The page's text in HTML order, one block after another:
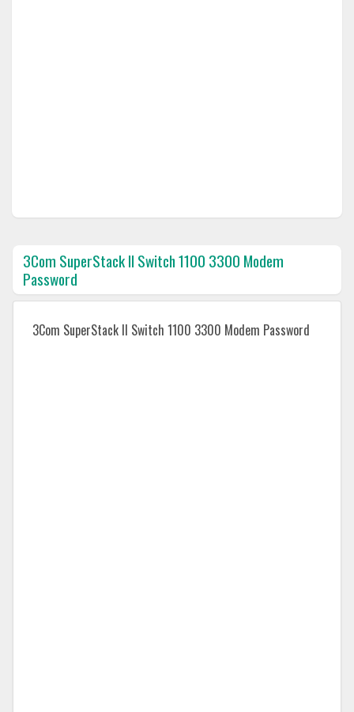
3Com SuperStack II Switch 1100 3300 Modem
Password
3Com SuperStack II Switch 1100 3300 Modem Password